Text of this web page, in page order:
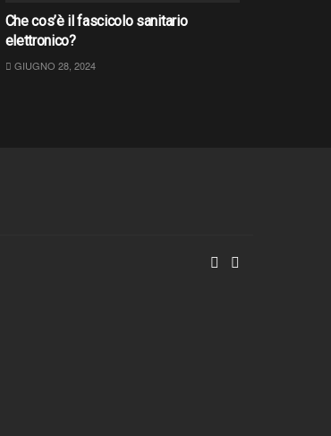
Che cos’è il fascicolo sanitario
elettronico?
GIUGNO 28, 2024